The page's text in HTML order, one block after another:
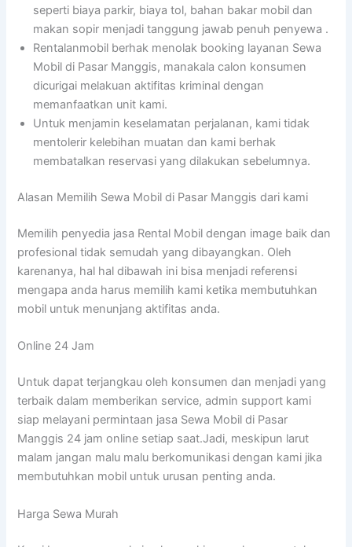
seperti biaya parkir, biaya tol, bahan bakar mobil dan
makan sopir menjadi tanggung jawab penuh penyewa .
Rentalanmobil berhak menolak booking layanan Sewa
Mobil di Pasar Manggis, manakala calon konsumen
dicurigai melakuan aktifitas kriminal dengan
memanfaatkan unit kami.
Untuk menjamin keselamatan perjalanan, kami tidak
mentolerir kelebihan muatan dan kami berhak
membatalkan reservasi yang dilakukan sebelumnya.
Alasan Memilih Sewa Mobil di Pasar Manggis dari kami
Memilih penyedia jasa Rental Mobil dengan image baik dan
profesional tidak semudah yang dibayangkan. Oleh
karenanya, hal hal dibawah ini bisa menjadi referensi
mengapa anda harus memilih kami ketika membutuhkan
mobil untuk menunjang aktifitas anda.
Online 24 Jam
Untuk dapat terjangkau oleh konsumen dan menjadi yang
terbaik dalam memberikan service, admin support kami
siap melayani permintaan jasa Sewa Mobil di Pasar
Manggis 24 jam online setiap saat.Jadi, meskipun larut
malam jangan malu malu berkomunikasi dengan kami jika
membutuhkan mobil untuk urusan penting anda.
Harga Sewa Murah